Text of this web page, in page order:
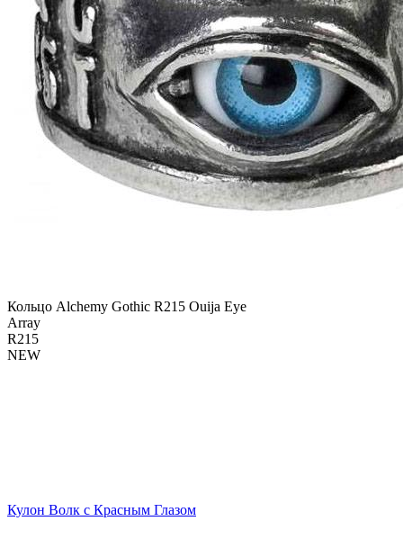
Кольцо Alchemy Gothic R215 Ouija Eye
Array
R215
NEW
Кулон Волк с Красным Глазом